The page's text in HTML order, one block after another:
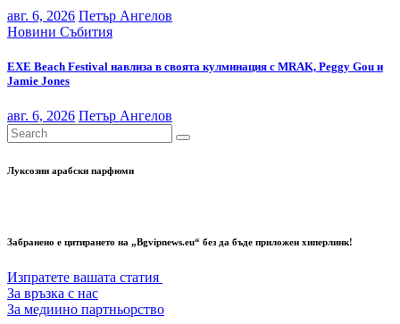
авг. 6, 2026 Петър Ангелов
Новини Събития
EXE Beach Festival навлиза в своята кулминация с MRAK, Peggy Gou и
Jamie Jones
авг. 6, 2026 Петър Ангелов
Луксозни арабски парфюми
Забранено е цитирането на „Bgvipnews.eu“ без да бъде приложен хиперлинк!
Изпратете вашата статия
За връзка с нас
За медиино партньорство